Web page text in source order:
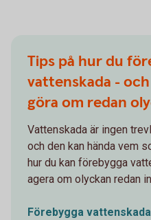
Tips på hur du
vattenskada -
göra om redan
Vattenskada är ingen
och den kan hända vem
hur du kan förebygga
agera om olyckan redan
Förebygga